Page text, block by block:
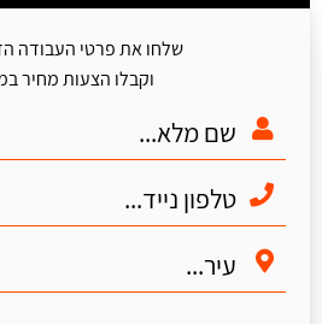
שלחו את פרטי העבודה
וקבלו הצעות מחיר